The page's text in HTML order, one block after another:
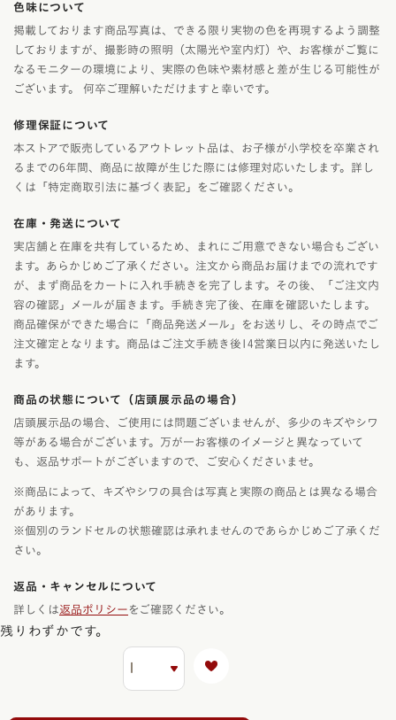
色味について
掲載しております商品写真は、できる限り実物の色を再現するよう調整
しておりますが、撮影時の照明（太陽光や室内灯）や、お客様がご覧に
なるモニターの環境により、実際の色味や素材感と差が生じる可能性が
ございます。 何卒ご理解いただけますと幸いです。
修理保証について
本ストアで販売しているアウトレット品は、お子様が小学校を卒業され
るまでの6年間、商品に故障が生じた際には修理対応いたします。詳し
くは「特定商取引法に基づく表記」をご確認ください。
在庫・発送について
実店舗と在庫を共有しているため、まれにご用意できない場合もござい
ます。あらかじめご了承ください。注文から商品お届けまでの流れです
が、まず商品をカートに入れ手続きを完了します。その後、「ご注文内
容の確認」メールが届きます。手続き完了後、在庫を確認いたします。
商品確保ができた場合に「商品発送メール」をお送りし、その時点でご
注文確定となります。商品はご注文手続き後14営業日以内に発送いたし
ます。
商品の状態について（店頭展示品の場合）
店頭展示品の場合、ご使用には問題ございませんが、多少のキズやシワ
等がある場合がございます。万が一お客様のイメージと異なっていて
も、返品サポートがございますので、ご安心くださいませ。
※商品によって、キズやシワの具合は写真と実際の商品とは異なる場合
があります。
※個別のランドセルの状態確認は承れませんのであらかじめご了承くだ
さい。
返品・キャンセルについて
詳しくは返品ポリシーをご確認ください。
残りわずかです。